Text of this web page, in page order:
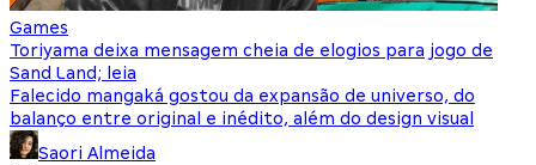
Games
Toriyama deixa mensagem cheia de elogios para jogo de
Sand Land; leia
Falecido mangaká gostou da expansão de universo, do
balanço entre original e inédito, além do design visual
Saori Almeida